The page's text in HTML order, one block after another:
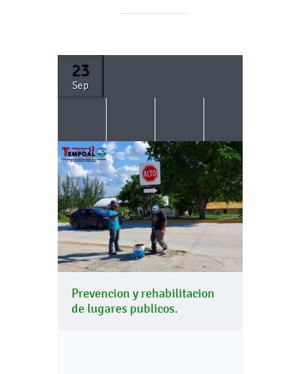
23
Sep
Prevencion y rehabilitacion
de lugares publicos.